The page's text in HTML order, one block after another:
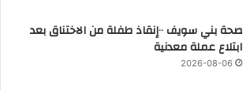
صحة بني سويف ٠٠إنقاذ طفلة من الاختناق بعد
ابتلاع عملة معدنية
2026-08-06